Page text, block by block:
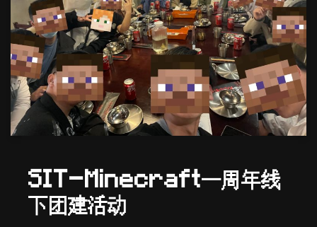
SIT-Minecraft一周年线
下团建活动